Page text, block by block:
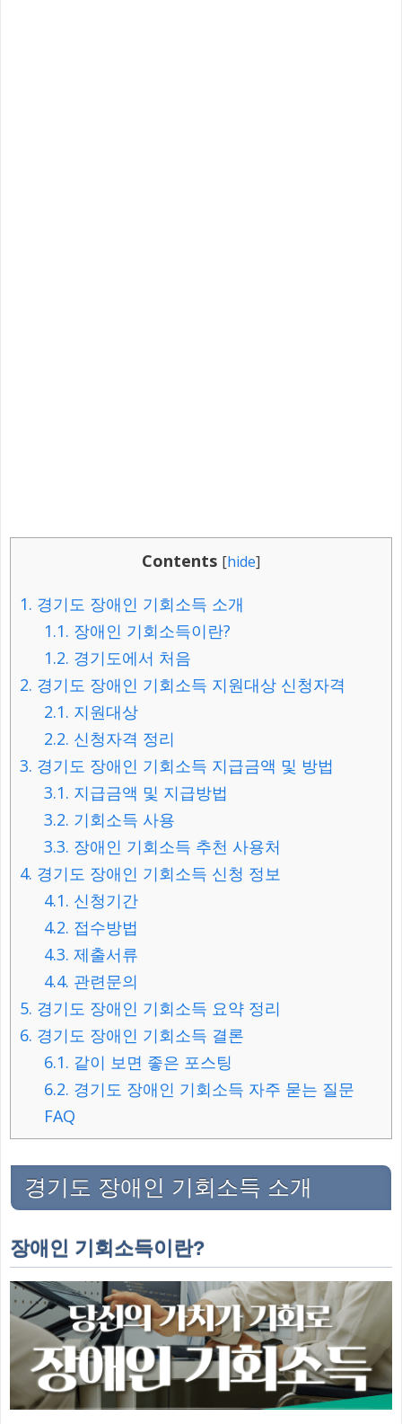
Contents [hide]
1. 경기도 장애인 기회소득 소개
1.1. 장애인 기회소득이란?
1.2. 경기도에서 처음
2. 경기도 장애인 기회소득 지원대상 신청자격
2.1. 지원대상
2.2. 신청자격 정리
3. 경기도 장애인 기회소득 지급금액 및 방법
3.1. 지급금액 및 지급방법
3.2. 기회소득 사용
3.3. 장애인 기회소득 추천 사용처
4. 경기도 장애인 기회소득 신청 정보
4.1. 신청기간
4.2. 접수방법
4.3. 제출서류
4.4. 관련문의
5. 경기도 장애인 기회소득 요약 정리
6. 경기도 장애인 기회소득 결론
6.1. 같이 보면 좋은 포스팅
6.2. 경기도 장애인 기회소득 자주 묻는 질문
FAQ
경기도 장애인 기회소득 소개
장애인 기회소득이란?